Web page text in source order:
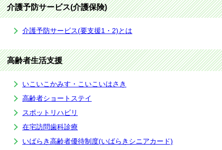
介護予防サービス(介護保険)
介護予防サービス(要支援1・2)とは
高齢者生活支援
いこいこかみす・こいこいはさき
高齢者ショートステイ
スポットリハビリ
在宅訪問歯科診療
いばらき高齢者優待制度(いばらきシニアカード)